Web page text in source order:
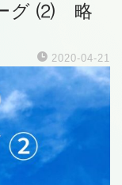
グ ⑵ 略
2020-04-21